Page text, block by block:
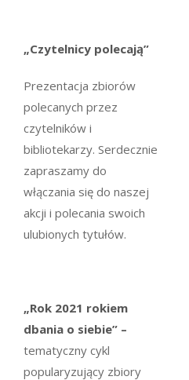
„Czytelnicy polecają”
Prezentacja zbiorów
polecanych przez
czytelników i
bibliotekarzy. Serdecznie
zapraszamy do
włączania się do naszej
akcji i polecania swoich
ulubionych tytułów.
„Rok 2021 rokiem
dbania o siebie” –
tematyczny cykl
popularyzujący zbiory